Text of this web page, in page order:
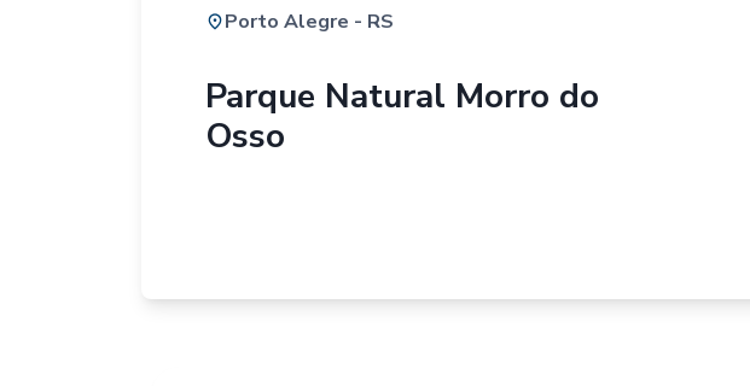
Porto Alegre - RS
Parque Natural Morro do
Osso